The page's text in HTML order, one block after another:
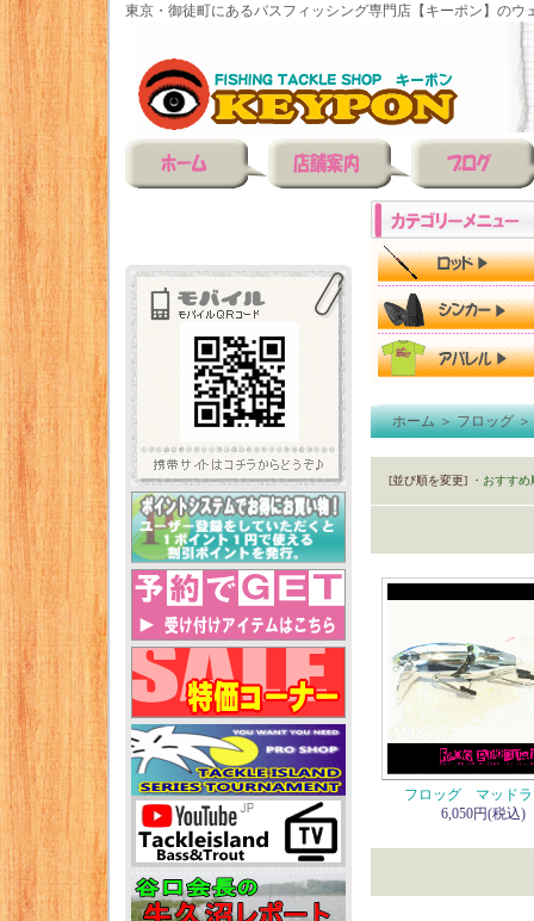
東京・御徒町にあるバスフィッシング専門店【キーポン】のウ
ホーム＞フロッグ＞
[並び順を変更] ・おすすめ
フロッグ マッドラ
6,050円(税込)